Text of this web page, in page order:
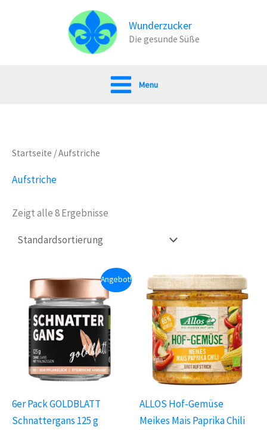
Wunderzucker
Die gesunde Süße
Menu
Startseite / Aufstriche
Aufstriche
Zeigt alle 8 Ergebnisse
Angebot!
6er Pack GOLDBLATT
Schnattergans 125 g
ALLOS Hof-Gemüse
Meikes Mais Paprika Chili